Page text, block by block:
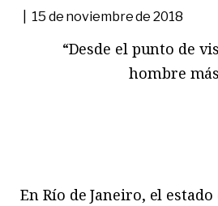
| 15 de noviembre de 2018
“Desde el punto de
hombre
En Río de Janeiro, el